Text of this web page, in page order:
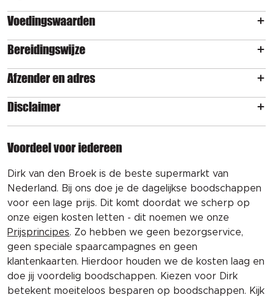
Voedingswaarden
Bereidingswijze
Afzender en adres
Disclaimer
Voordeel voor iedereen
Dirk van den Broek is de beste supermarkt van
Nederland. Bij ons doe je de dagelijkse boodschappen
voor een lage prijs. Dit komt doordat we scherp op
onze eigen kosten letten - dit noemen we onze
Prijsprincipes. Zo hebben we geen bezorgservice,
geen speciale spaarcampagnes en geen
klantenkaarten. Hierdoor houden we de kosten laag en
doe jij voordelig boodschappen. Kiezen voor Dirk
betekent moeiteloos besparen op boodschappen. Kijk